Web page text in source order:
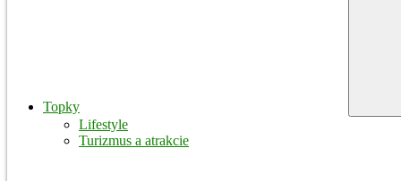
Topky
Lifestyle
Turizmus a atrakcie